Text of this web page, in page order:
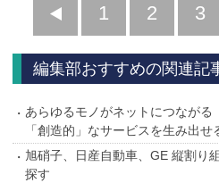
前
へ
1 2 3
編集部おすすめの関連記
あらゆるモノがネットにつながる
「創造的」なサービスを生み出せ
旭硝子、日産自動車、GE 縦割り
探す